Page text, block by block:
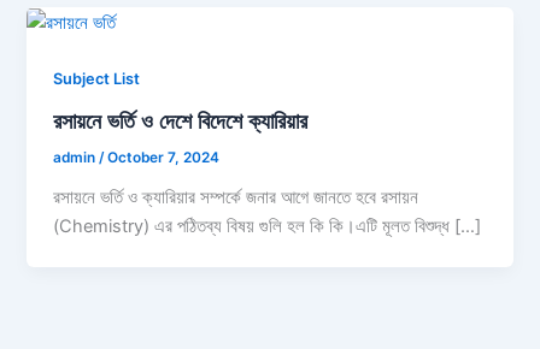
Subject List
রসায়নে ভর্তি ও দেশে বিদেশে ক্যারিয়ার
admin/October 7, 2024
রসায়নে ভর্তি ও ক্যারিয়ার সম্পর্কে জনার আগে জানতে হবে রসায়ন
(Chemistry) এর পঠিতব্য বিষয় গুলি হল কি কি।এটি মূলত বিশুদ্ধ […]